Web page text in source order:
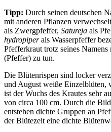
Tipp: Durch seinen deutschen
mit anderen Pflanzen
als Zwergpfeffer, Satureja als
hydropiperals Wasserpfeffer
Pfefferkraut trotz seines
(Pfeffer) zu tun.
Die Blütenrispen sind locker
und August weiße Einzelblüten,
ist der Wuchs des Krautes sehr
von circa 100 cm. Durch die
entstehen dichte Gruppen an
der Blütezeit eine dichte